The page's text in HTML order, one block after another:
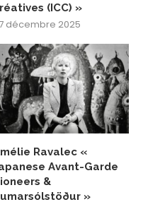
(ICC) »
décembre 2025
Ravalec «
Avant-Garde
&
»